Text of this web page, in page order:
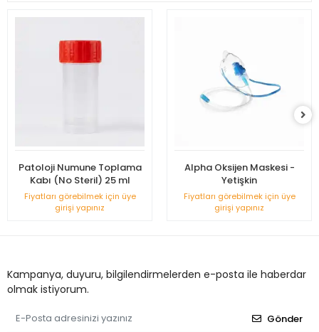
Patoloji Numune Toplama
Kabı (No Steril) 25 ml
Fiyatları görebilmek için üye
girişi yapınız
Alpha Oksijen Maskesi -
Yetişkin
Fiyatları görebilmek için üye
girişi yapınız
Kampanya, duyuru, bilgilendirmelerden e-posta ile haberdar
olmak istiyorum.
Gönder